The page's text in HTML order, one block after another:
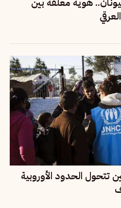
تتحول الحدود الأوروبية